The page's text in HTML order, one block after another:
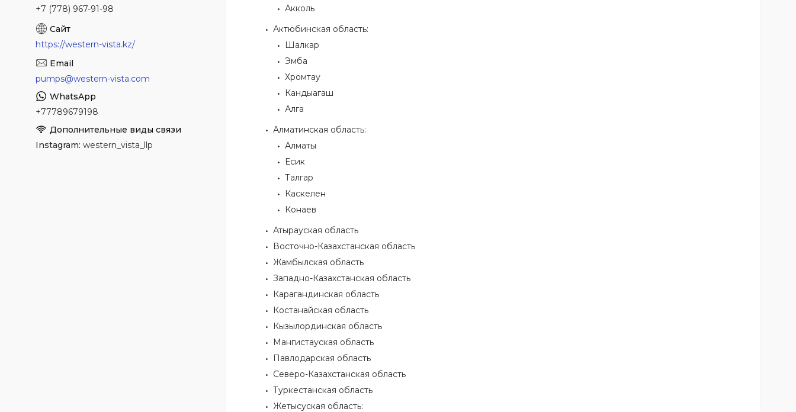
Акколь
Актюбинская область:
Шалкар
Эмба
Хромтау
Кандыагаш
Алга
Алматинская область:
Алматы
Есик
Талгар
Каскелен
Конаев
Атырауская область
Восточно-Казахстанская область
Жамбылская область
Западно-Казахстанская область
Карагандинская область
Костанайская область
Кызылординская область
Мангистауская область
Павлодарская область
Северо-Казахстанская область
Туркестанская область
Жетысуская область:
+7 (778) 967-91-98
https://western-vista.kz/
pumps@western-vista.com
+77789679198
Instagram western_vista_llp